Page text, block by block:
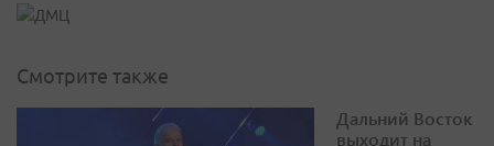
Смотрите также
Дальний Восток
выходит на